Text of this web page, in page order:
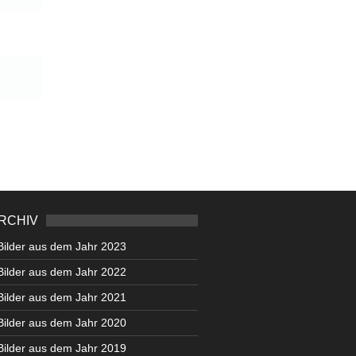
aus dem Jahr 2023
aus dem Jahr 2022
aus dem Jahr 2021
aus dem Jahr 2020
aus dem Jahr 2019